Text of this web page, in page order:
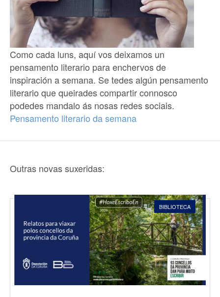
Como cada luns, aquí vos deixamos un
pensamento literario para enchervos de
inspiración a semana. Se tedes algún pensamento
literario que queirades compartir connosco
podedes mandalo ás nosas redes sociais.
Pensamento literario da semana
Outras novas suxeridas:
BIBLIOTECA